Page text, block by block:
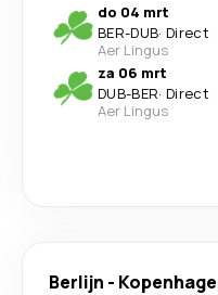
do 04 mrt
BER-DUB· Direct
Aer Lingus
za 06 mrt
DUB-BER· Direct
Aer Lingus
Berlijn -